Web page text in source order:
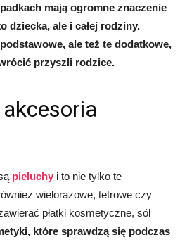
mają ogromne znaczenie
dziecka, ale i całej rodziny.
ale też te dodatkowe,
przyszli rodzice.
pieluchy i to nie tylko te
wielorazowe, tetrowe czy
płatki kosmetyczne, sól
które sprawdzą się podczas